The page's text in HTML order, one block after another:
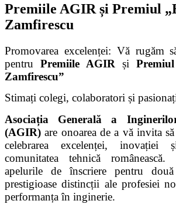
Premiile AGIR și Premiul
Zamfirescu
Promovarea excelenței: Vă rugăm
pentru Premiile AGIR și
Zamfirescu”
Stimați colegi, colaboratori și
Asociația Generală a
(AGIR) are onoarea de a vă invita
celebrarea excelenței,
comunitatea tehnică
apelurile de înscriere pentru
prestigioase distincții ale profesiei
performanța în inginerie.